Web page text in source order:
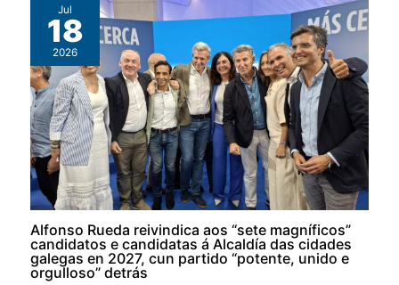
Jul
18
2026
Alfonso Rueda reivindica aos “sete magníficos”
candidatos e candidatas á Alcaldía das cidades
galegas en 2027, cun partido “potente, unido e
orgulloso” detrás